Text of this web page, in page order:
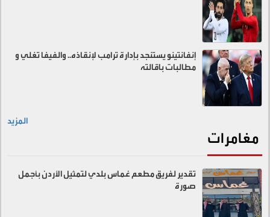
إنفانتينو يستنجد بإدارة ترامب لإنقاذه.. والفيفا تغلي و
مطالبات باقالته
المزيد
مغامرات
تقدير لفريق مطعم غماس بلدي لتمثيل الأردن بأجمل
صورة